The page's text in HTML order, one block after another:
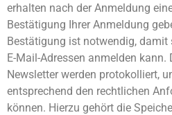
erhalten nach der Anmeldung
Bestätigung Ihrer Anmeldung
Bestätigung ist notwendig,
E-Mail-Adressen anmelden
Newsletter werden protokolliert,
entsprechend den rechtlichen
können. Hierzu gehört die